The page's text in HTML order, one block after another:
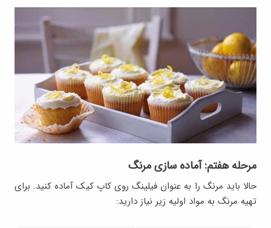
مرحله هفتم: آماده سازی مرنگ
حالا باید مرنگ را به عنوان فیلینگ روی کاپ کیک آماده کنید. برای
تهیه مرنگ به مواد اولیه زیر نیاز دارید: